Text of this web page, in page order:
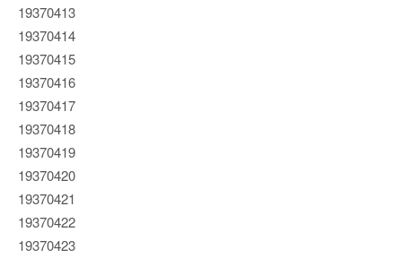
19370413
19370414
19370415
19370416
19370417
19370418
19370419
19370420
19370421
19370422
19370423